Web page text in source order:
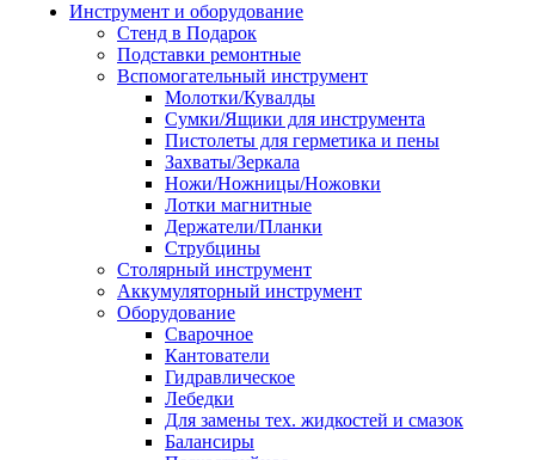
Инструмент и оборудование
Стенд в Подарок
Подставки ремонтные
Вспомогательный инструмент
Молотки/Кувалды
Сумки/Ящики для инструмента
Пистолеты для герметика и пены
Захваты/Зеркала
Ножи/Ножницы/Ножовки
Лотки магнитные
Держатели/Планки
Струбцины
Столярный инструмент
Аккумуляторный инструмент
Оборудование
Сварочное
Кантователи
Гидравлическое
Лебедки
Для замены тех. жидкостей и смазок
Балансиры